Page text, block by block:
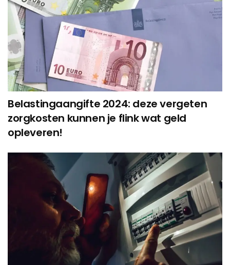
Belastingaangifte 2024: deze vergeten
zorgkosten kunnen je flink wat geld
opleveren!